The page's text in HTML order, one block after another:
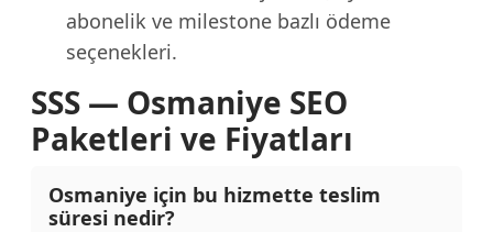
abonelik ve milestone bazlı ödeme
seçenekleri.
SSS — Osmaniye SEO
Paketleri ve Fiyatları
Osmaniye için bu hizmette teslim
süresi nedir?